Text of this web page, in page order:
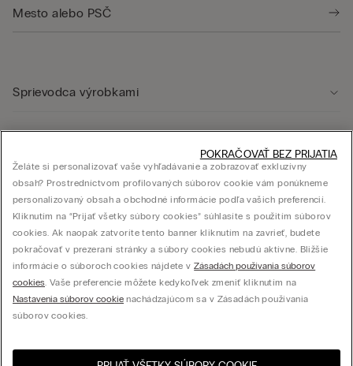
Sprievodca výrobkami
Právna oblasť
Firma
Želáte si personalizovať vaše vyhľadávanie a zobrazovať exkluzívny
obsah? Prostredníctvom profilovaných súborov cookie vám ponúkneme
personalizovaný obsah a obchodné informácie podľa vašich preferencií.
Kliknutím na “Prijať všetky súbory cookies” súhlasíte s použitím súborov
cookies. Ak naopak zatvoríte tento banner kliknutím na zavrieť, budete
pokračovať v prezeraní stránky a súbory cookies nebudú aktívne. Bližšie
informácie o súboroch cookies nájdete vZásadách používania súborov
cookies. Vaše preferencie môžete kedykoľvek zmeniť kliknutím na
Nastavenia súborov cookie nachádzajúcom sa v Zásadách používania
súborov cookies.
POKRAČOVAŤ BEZ PRIJATIA